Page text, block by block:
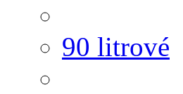
90 litrové